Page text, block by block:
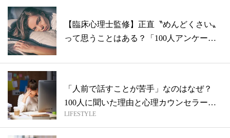
【臨床心理士監修】正直〝めんどくさい〟
って思うことはある？「100人アンケート
「人前で話すことが苦手」なのはなぜ？
100人に聞いた理由と心理カウンセラーが
教え...
LIFESTYLE